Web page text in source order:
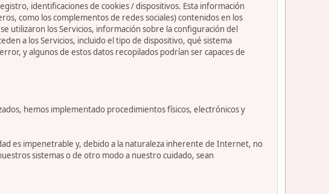
identificaciones de cookies / dispositivos. Esta información
como los complementos de redes sociales) contenidos en los
utilizaron los Servicios, información sobre la configuración del
a los Servicios, incluido el tipo de dispositivo, qué sistema
y algunos de estos datos recopilados podrían ser capaces de
hemos implementado procedimientos físicos, electrónicos y
es impenetrable y, debido a la naturaleza inherente de Internet, no
sistemas o de otro modo a nuestro cuidado, sean